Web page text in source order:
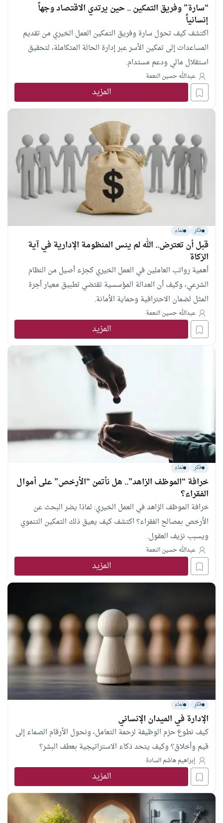
“سارة” وفريق التمكين .. حين يرتدي الاقتصاد وجهاً
إنسانياً
اكتشف كيف تحول سارة وفريق التمكين العمل الخيري من تقديم
المساعدات إلى تمكين الأسر عبر إدارة الحالة المتكاملة، لتحقيق
استقلال مالي ودعم مستدام.
عبدالله حسين النعمة
المزيد
فكر نماء
قبل أن تعترض.. الله لم ينس المنظومة الإدارية في آية
الزكاة
أهمية رواتب العاملين في العمل الخيري كجزء أصيل من النظام
الشرعي، وكيف أن العدالة المؤسسية تقتضي تطبيق معيار أجرة
المثل لضمان الاحترافية وحماية الأمانة.
عبدالله حسين النعمة
المزيد
فكر نماء
خرافة “الموظف الزاهد”.. هل نأتمن “الأرخص” على أموال
الفقراء؟
خرافة الموظف الزاهد في العمل الخيري: لماذا يضر البحث عن
الأرخص بمصالح الفقراء؟ اكتشف كيف يعيق ذلك التمكين التنموي
ويسبب نزيف العقول.
عبدالله حسين النعمة
المزيد
فكر نماء
الإدارة في الميدان الإنساني
كيف نطوع حزم الوظيفة لرحمة التعامل، ونحول الأرقام الصماء إلى
قيم وأخلاق؟ وكيف يتحد ذكاء الاستراتيجية بعطف البشر؟
إبراهيم هاشم السادة
المزيد